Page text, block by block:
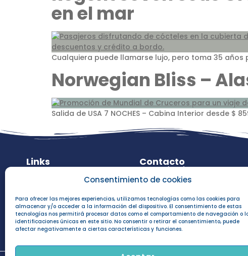
Consentimiento de cookies
Para ofrecer las mejores experiencias, utilizamos tecnologías como las cookies para
almacenar y/o acceder a la información del dispositivo. El consentimiento de estas
tecnologías nos permitirá procesar datos como el comportamiento de navegación o
identificaciones únicas en este sitio. No consentir o retirar el consentimiento, puede
afectar negativamente a ciertas características y funciones.
en el mar
Cualquiera puede llamarse lujo, pero toma 35 años
Norwegian Bliss –
Salida de USA 7 NOCHES – Cabina Interior desde $
Links
Política de Privacidad
Contacto
Preguntas Frecuentes
Contacto
PBX (+57) 601 6206210
(+57) 314 8171812